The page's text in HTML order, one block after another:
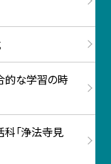
的な学習の時
科「浄法寺見